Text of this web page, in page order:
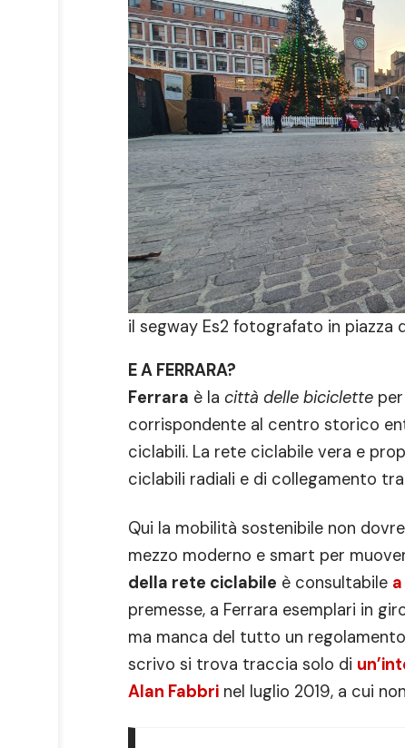
il segway Es2 fotografato in piazza
E A FERRARA?
Ferrara è la città delle bicicletteper
corrispondente al centro storico
ciclabili. La rete ciclabile vera e
ciclabili radiali e di collegamento
Qui la mobilità sostenibile non
mezzo moderno e smart per
della rete ciclabile è consultabile
premesse, a Ferrara esemplari in
ma manca del tutto un
scrivo si trova traccia solo di
Alan Fabbrinel luglio 2019, a cui